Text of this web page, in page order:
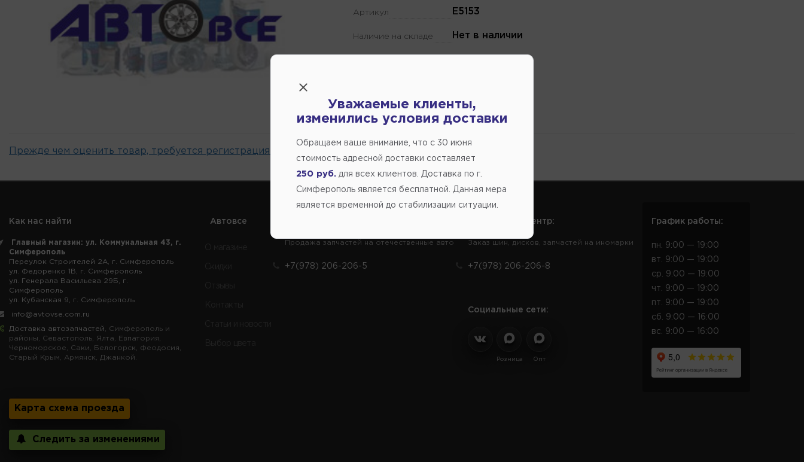
Артикул E5153
Наличие на складе Нет в наличии
Прежде чем оценить товар, требуется регистрация на сайте.
Как нас найти
Главный магазин: ул. Коммунальная 43, г.
Симферополь
Переулок Строителей 2А, г. Симферополь
ул. Федоренко 1В, г. Симферополь
ул. Генерала Васильева 29Б, г.
Симферополь
ул. Кубанская 9, г. Симферополь
info@avtovse.com.ru
Доставка автозапчастей , Симферополь и
районы, Севастополь, Ялта, Евпатория,
Черноморское, Саки, Белогорск, Феодосия,
Старый Крым, Армянск, Джанкой.
Карта схема проезда
Следить за изменениями
Автовсе
Продажа запчастей на отечественные авто
+7(978) 206-206-5
Справочный центр:
Заказ шин, дисков, запчастей на иномарки
+7(978) 206-206-8
Социальные сети:
Розница Опт
График работы:
пн. 9:00 — 19:00
вт. 9:00 — 19:00
ср. 9:00 — 19:00
чт. 9:00 — 19:00
пт. 9:00 — 19:00
сб. 9:00 — 16:00
вс. 9:00 — 16:00
Уважаемые клиенты,
изменились условия доставки
Обращаем ваше внимание, что c 30 июня
стоимость адресной доставки составляет
250 руб. для всех клиентов. Доставка по г.
Симферополь является бесплатной. Данная мера
является временной до стабилизации ситуации.